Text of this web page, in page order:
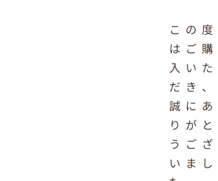
この度
はご購
入いた
だき、
誠にあ
りがと
うござ
いまし